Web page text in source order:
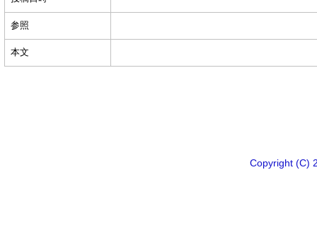
参照
本文
Copyright (C)